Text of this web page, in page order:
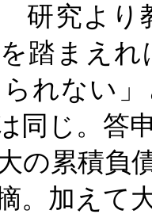
研究より
を踏まえ
れない
同じ。答
の累積負
。加えて